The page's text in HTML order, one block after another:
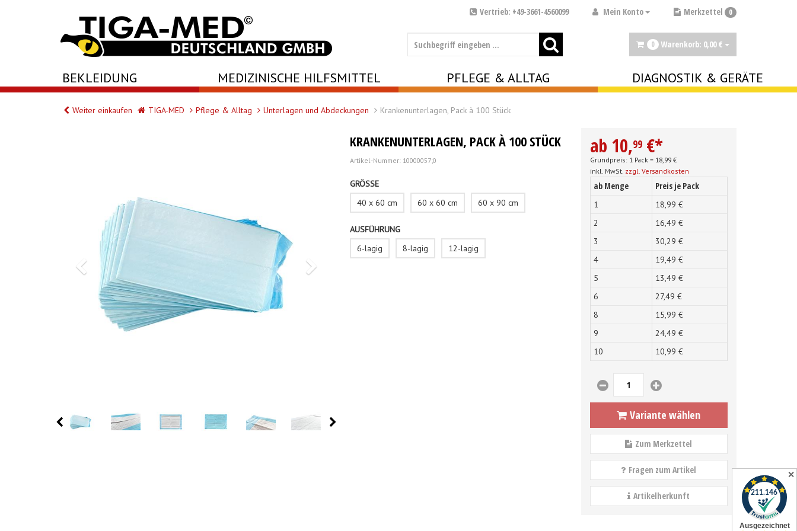
✕
Merkzettel 0
Mein Konto
Vertrieb: +49-3661-4560099
0 Warenkorb: 0,00 €
BEKLEIDUNG MEDIZINISCHE HILFSMITTEL PFLEGE & ALLTAG DIAGNOSTIK & GERÄTE
Weiter einkaufen TIGA-MED Pflege & Alltag Unterlagen und Abdeckungen Krankenunterlagen, Pack à 100 Stück
KRANKENUNTERLAGEN, PACK À 100 STÜCK
Artikel-Nummer: 10000057;0
GRÖSSE
40 x 60 cm
60 x 60 cm 60 x 90 cm
AUSFÜHRUNG
6-lagig
8-lagig 12-lagig
ab 10,99 €*
Grundpreis: 1 Pack = 18,99 €
inkl. MwSt. zzgl. Versandkosten
ab Menge Preis je Pack
1 18,99 €
2
16,49 €
3
30,29 €
4
19,49 €
5
13,49 €
6
27,49 €
8
15,99 €
9
24,49 €
10
10,99 €
Variante wählen
Zum Merkzettel
Fragen zum Artikel
Artikelherkunft